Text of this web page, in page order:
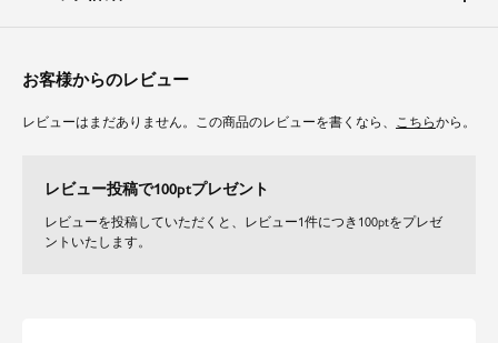
落ち着いた色合いのラインナップで洗練されたムードに仕上がります。
トップスの合わせ次第でキレイ目にもカジュアルにも使いまわせるマストア
などのフォーマルシーンはもちろん、オフィスシーンや通勤スタイルまでデ
単品使いで結婚式の二次会やパーティー、食事会や謝恩会などのお呼ばれに
も幅広い活躍が期待できます。
お客様からのレビュー
レビューはまだありません。この商品のレビューを書くなら、 こちらから。
レビュー投稿で100ptプレゼント
レビューを投稿していただくと、レビュー1件につき100ptをプレゼ
ントいたします。